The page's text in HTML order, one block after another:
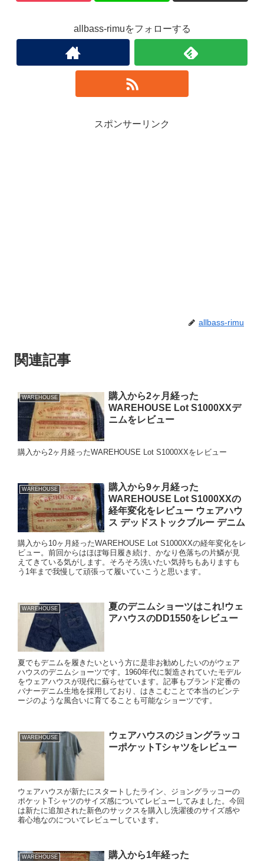
allbass-rimuをフォローする
スポンサーリンク
allbass-rimu
関連記事
WAREHOUSE
購入から2ヶ月経った
WAREHOUSE Lot S1000XXデ
ニムをレビュー
購入から2ヶ月経ったWAREHOUSE Lot S1000XXをレビュー
WAREHOUSE
購入から9ヶ月経った
WAREHOUSE Lot S1000XXの
経年変化をレビュー ウェアハウ
ス デッドストックブルー デニム
購入から10ヶ月経ったWAREHOUSE Lot S1000XXの経年変化をレ
ビュー。前回からはほぼ毎日履き続け、かなり色落ちの片鱗が見
えてきている気がします。そろそろ洗いたい気持ちもありますも
う1年まで我慢して頑張って履いていこうと思います。
WAREHOUSE
夏のデニムショーツはこれ!ウェ
アハウスのDD1550をレビュー
夏でもデニムを履きたいという方に是非お勧めしたいのがウェア
ハウスのデニムショーツです。1960年代に製造されていたモデル
をウェアハウスが現代に蘇らせています。記事もブランド定番の
バナーデニム生地を採用しており、はきこむことで本当のビンテ
ージのような風合いに育てることも可能なショーツです。
WAREHOUSE
ウェアハウスのジョングラッコ
ーポケットTシャツをレビュー
ウェアハウスが新たにスタートしたライン、ジョングラッコーの
ポケットTシャツのサイズ感についてレビューしてみました。今回
は新たに追加された新色のサックスを購入し洗濯後のサイズ感や
着心地なのについてレビューしています。
WAREHOUSE
購入から1年経った